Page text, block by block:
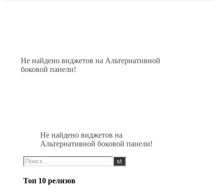
Не найдено виджетов на Альтернативной
боковой панели!
Не найдено виджетов на
Альтернативной боковой панели!
Топ 10 релизов